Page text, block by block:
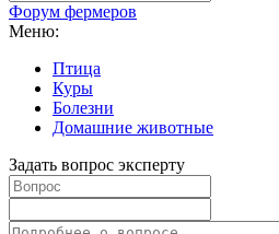
Форум фермеров
Меню:
Птица
Куры
Болезни
Домашние животные
Задать вопрос эксперту